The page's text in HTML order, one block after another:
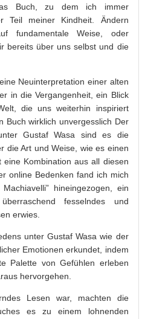
Buch, zu dem ich immer
Teil meiner Kindheit. Ändern
fundamentale Weise, oder
bereits über uns selbst und die
Neuinterpretation einer alten
in die Vergangenheit, ein Blick
die uns weiterhin inspiriert
Buch wirklich unvergesslich Der
Gustaf Wasa sind es die
die Art und Weise, wie es einen
Kombination aus all diesen
online Bedenken fand ich mich
hineingezogen, ein
fesselndes und
erwies.
unter Gustaf Wasa wie der
Emotionen erkundet, indem
Palette von Gefühlen erleben
hervorgehen.
Lesen war, machten die
es zu einem lohnenden